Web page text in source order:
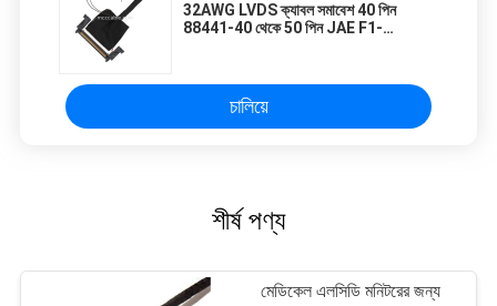
32AWG LVDS ক্যাবল সমাবেশ 40 পিন
88441-40 থেকে 50 পিন JAE F1-
চালিয়ে
শীর্ষ পণ্য
মেডিকেল এলসিডি মনিটরের জন্য